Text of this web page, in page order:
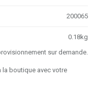
200065
0.18kg
sur demande.
la boutique avec votre